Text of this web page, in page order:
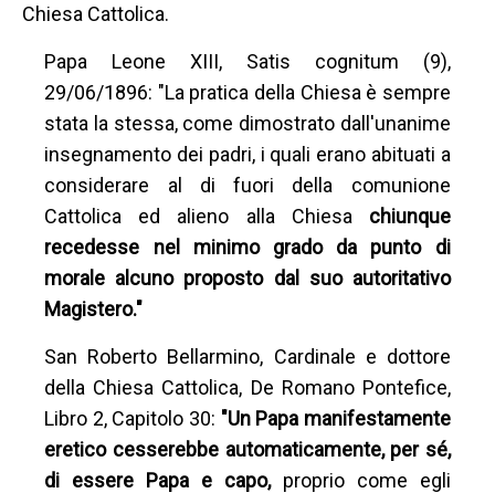
Chiesa Cattolica.
Papa Leone XIII, Satis cognitum (9),
29/06/1896: "La pratica della Chiesa è sempre
stata la stessa, come dimostrato dall'unanime
insegnamento dei padri, i quali erano abituati a
considerare al di fuori della comunione
Cattolica ed alieno alla Chiesa chiunque
recedesse nel minimo grado da punto di
morale alcuno proposto dal suo autoritativo
Magistero."
San Roberto Bellarmino, Cardinale e dottore
della Chiesa Cattolica, De Romano Pontefice,
Libro 2, Capitolo 30: "Un Papa manifestamente
eretico cesserebbe automaticamente, per sé,
di essere Papa e capo,proprio come egli